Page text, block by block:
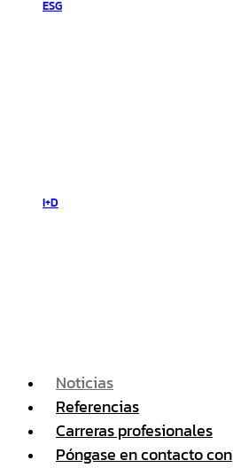
ESG
I+D
Noticias
Referencias
Carreras profesionales
Póngase en contacto con